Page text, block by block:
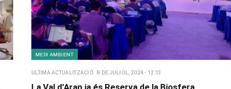
MEDI AMBIENT
ULTIMA ACTUALITZACIÓ 8 DE JULIOL, 2024 - 12:13